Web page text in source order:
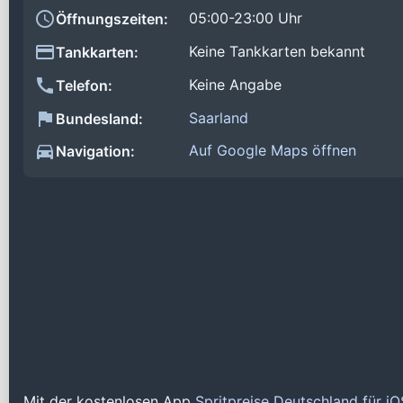
Öffnungszeiten:
05:00-23:00 Uhr
Tankkarten:
Keine Tankkarten bekannt
Telefon:
Keine Angabe
Bundesland:
Saarland
Navigation:
Auf Google Maps öffnen